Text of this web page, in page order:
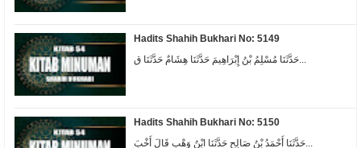
Hadits Shahih Bukhari No: 5149
Hadits Shahih Bukhari No: 5150